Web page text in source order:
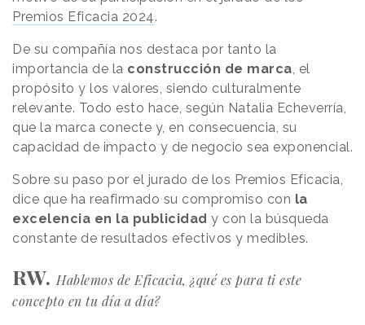
Premios Eficacia 2024.
De su compañía nos destaca por tanto la
importancia de la construcción de marca , el
propósito y los valores, siendo culturalmente
relevante. Todo esto hace, según Natalia Echeverría,
que la marca conecte y, en consecuencia, su
capacidad de impacto y de negocio sea exponencial.
Sobre su paso por el jurado de los Premios Eficacia,
dice que ha reafirmado su compromiso con la
excelencia en la publicidad y con la búsqueda
constante de resultados efectivos y medibles.
RW. Hablemos de Eficacia, ¿qué es para ti este
concepto en tu día a día?